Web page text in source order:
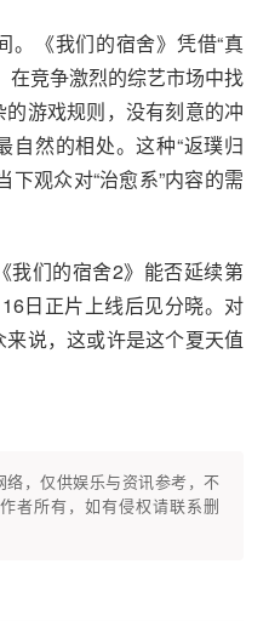
。《我们的宿舍》凭借“真
在竞争激烈的综艺市场中找
游戏规则，没有刻意的冲
自然的相处。这种“返璞归
下观众对“治愈系”内容的需
我们的宿舍2》能否延续第
日正片上线后见分晓。对
说，这或许是这个夏天值
，仅供娱乐与资讯参考，不
者所有，如有侵权请联系删